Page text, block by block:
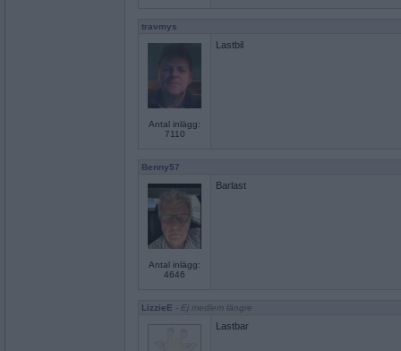
travmys
Antal inlägg:
7110
Lastbil
Benny57
Antal inlägg:
4646
Barlast
LizzieE - Ej medlem längre
Lastbar